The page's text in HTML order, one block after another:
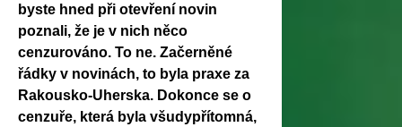
byste hned při otevření novin
poznali, že je v nich něco
cenzurováno. To ne. Začerněné
řádky v novinách, to byla praxe za
Rakousko-Uherska. Dokonce se o
cenzuře, která byla všudypřítomná,